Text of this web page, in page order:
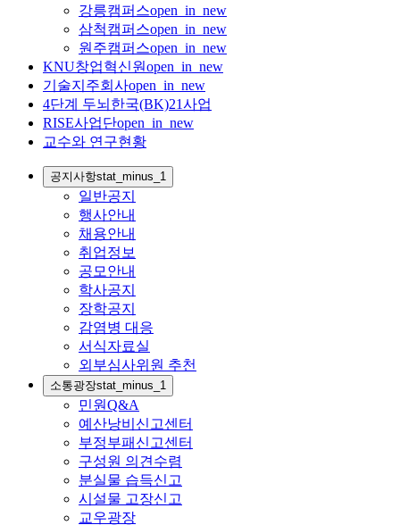
강릉캠퍼스open_in_new
삼척캠퍼스open_in_new
원주캠퍼스open_in_new
KNU창업혁신원open_in_new
기술지주회사open_in_new
4단계 두뇌한국(BK)21사업
RISE사업단open_in_new
교수와 연구현황
공지사항stat_minus_1
일반공지
행사안내
채용안내
취업정보
공모안내
학사공지
장학공지
감염병 대응
서식자료실
외부심사위원 추천
소통광장stat_minus_1
민원Q&A
예산낭비신고센터
부정부패신고센터
구성원 의견수렴
분실물 습득신고
시설물 고장신고
교우광장